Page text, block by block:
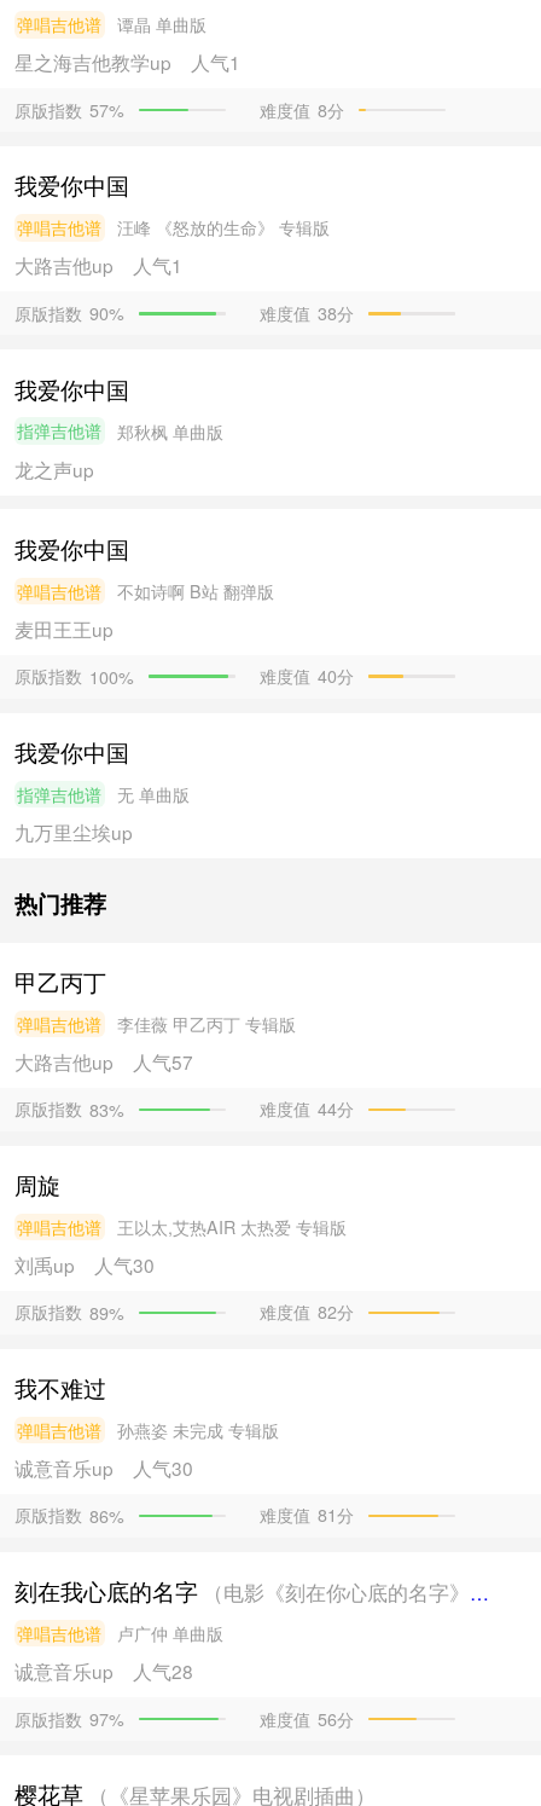
弹唱吉他谱 谭晶 单曲版
星之海吉他教学up 人气1
原版指数 57% 难度值 8分
我爱你中国
弹唱吉他谱 汪峰 《怒放的生命》 专辑版
大路吉他up 人气1
原版指数 90% 难度值 38分
我爱你中国
指弹吉他谱 郑秋枫 单曲版
龙之声up
我爱你中国
弹唱吉他谱 不如诗啊 B站 翻弹版
麦田王王up
原版指数 100% 难度值 40分
我爱你中国
指弹吉他谱 无 单曲版
九万里尘埃up
热门推荐
甲乙丙丁
弹唱吉他谱 李佳薇 甲乙丙丁 专辑版
大路吉他up 人气57
原版指数 83% 难度值 44分
周旋
弹唱吉他谱 王以太,艾热AIR 太热爱 专辑版
刘禹up 人气30
原版指数 89% 难度值 82分
我不难过
弹唱吉他谱 孙燕姿 未完成 专辑版
诚意音乐up 人气30
原版指数 86% 难度值 81分
刻在我心底的名字 （电影《刻在你心底的名字》主题曲）
弹唱吉他谱 卢广仲 单曲版
诚意音乐up 人气28
原版指数 97% 难度值 56分
樱花草 （《星苹果乐园》电视剧插曲）